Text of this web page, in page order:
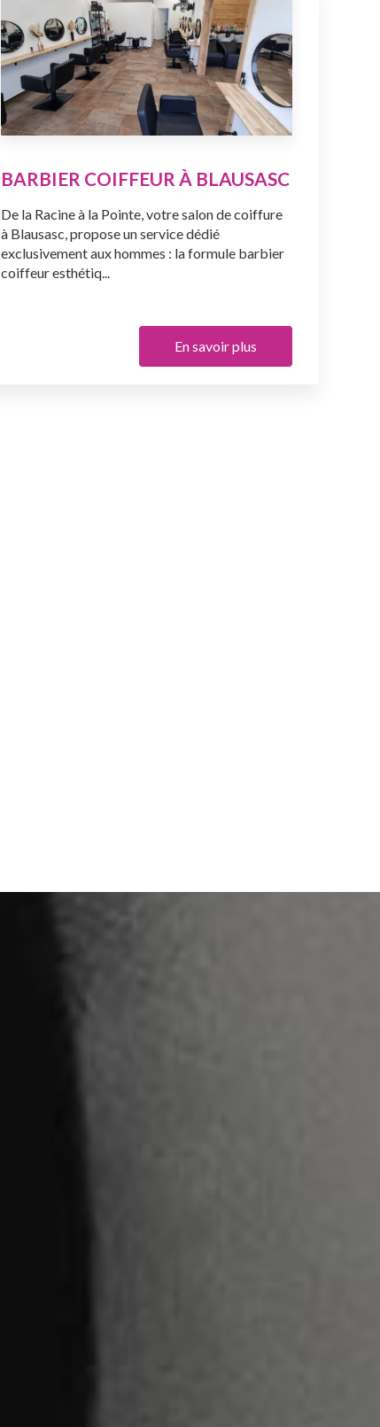
BARBIER COIFFEUR À BLAUSASC
De la Racine à la Pointe, votre salon de coiffure
à Blausasc, propose un service dédié
exclusivement aux hommes : la formule barbier
coiffeur esthétiq...
En savoir plus